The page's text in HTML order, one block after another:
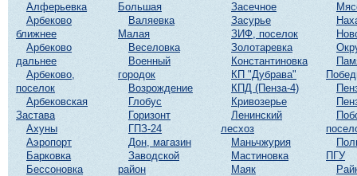
Алферьевка
Арбеково
ближнее
Арбеково
дальнее
Арбеково,
поселок
Арбековская
Застава
Ахуны
Аэропорт
Барковка
Бессоновка
Большая
Валяевка
Малая
Веселовка
Военный
городок
Возрождение
Глобус
Горизонт
ГПЗ-24
Дон, магазин
Заводской
район
Засечное
Засурье
ЗИФ, поселок
Золотаревка
Константиновка
КП "Дубрава"
КПД (Пенза-4)
Кривозерье
Ленинский
лесхоз
Маньчжурия
Мастиновка
Маяк
ПГУ